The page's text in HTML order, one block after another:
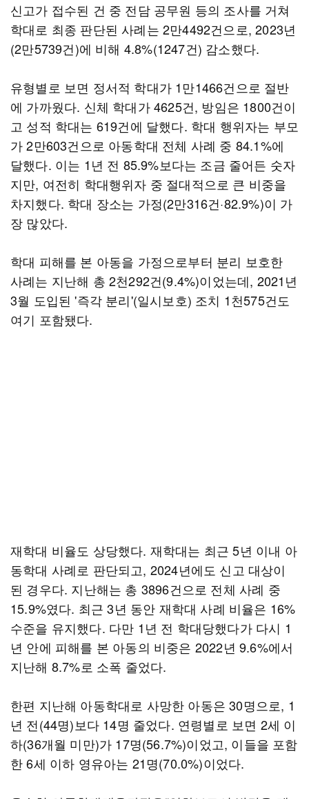
신고가 접수된 건 중 전담 공무원 등의 조사를 거쳐
학대로 최종 판단된 사례는 2만4492건으로, 2023년
(2만5739건)에 비해 4.8%(1247건) 감소했다.
유형별로 보면 정서적 학대가 1만1466건으로 절반
에 가까웠다. 신체 학대가 4625건, 방임은 1800건이
고 성적 학대는 619건에 달했다. 학대 행위자는 부모
가 2만603건으로 아동학대 전체 사례 중 84.1%에
달했다. 이는 1년 전 85.9%보다는 조금 줄어든 숫자
지만, 여전히 학대행위자 중 절대적으로 큰 비중을
차지했다. 학대 장소는 가정(2만316건·82.9%)이 가
장 많았다.
학대 피해를 본 아동을 가정으로부터 분리 보호한
사례는 지난해 총 2천292건(9.4%)이었는데, 2021년
3월 도입된 '즉각 분리'(일시보호) 조치 1천575건도
여기 포함됐다.
재학대 비율도 상당했다. 재학대는 최근 5년 이내 아
동학대 사례로 판단되고, 2024년에도 신고 대상이
된 경우다. 지난해는 총 3896건으로 전체 사례 중
15.9%였다. 최근 3년 동안 재학대 사례 비율은 16%
수준을 유지했다. 다만 1년 전 학대당했다가 다시 1
년 안에 피해를 본 아동의 비중은 2022년 9.6%에서
지난해 8.7%로 소폭 줄었다.
한편 지난해 아동학대로 사망한 아동은 30명으로, 1
년 전(44명)보다 14명 줄었다. 연령별로 보면 2세 이
하(36개월 미만)가 17명(56.7%)이었고, 이들을 포함
한 6세 이하 영유아는 21명(70.0%)이었다.